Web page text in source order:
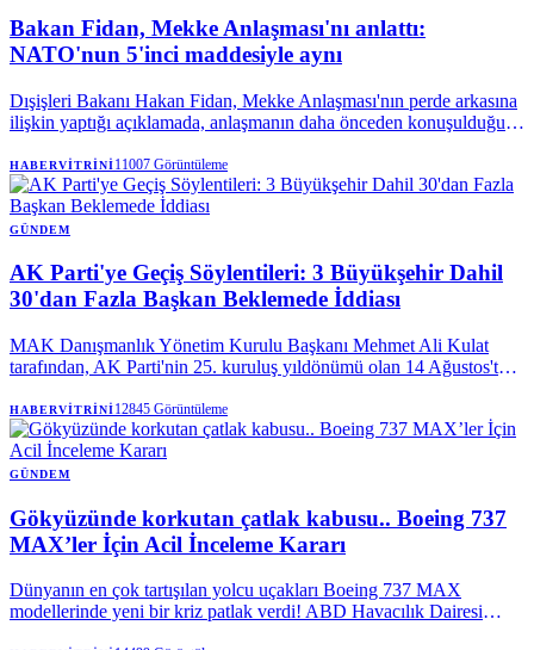
Bakan Fidan, Mekke Anlaşması'nı anlattı:
NATO'nun 5'inci maddesiyle aynı
Dışişleri Bakanı Hakan Fidan, Mekke Anlaşması'nın perde arkasına
ilişkin yaptığı açıklamada, anlaşmanın daha önceden konuşulduğunu
sözlerini kullanarak, Mekke Ortak Savunma Anlaşması'nın teknik
olarak, NATO Antlaşması'nın kolektif savunmaya ilişkin 5.
maddesiyle aynı olduğunu söyledi.
HABERVITRINI11007 Görüntüleme
GÜNDEM
AK Parti'ye Geçiş Söylentileri: 3 Büyükşehir Dahil
30'dan Fazla Başkan Beklemede İddiası
MAK Danışmanlık Yönetim Kurulu Başkanı Mehmet Ali Kulat
tarafından, AK Parti'nin 25. kuruluş yıldönümü olan 14 Ağustos'ta,
fazla yerel yöneticinin partiye katılmak üzere sırada olduğu öne
sürüldü. Kulat, bu geçişlerin henüz netlik kazanmadığını da belirtti.
HABERVITRINI12845 Görüntüleme
GÜNDEM
Gökyüzünde korkutan çatlak kabusu.. Boeing 737
MAX’ler İçin Acil İnceleme Kararı
Dünyanın en çok tartışılan yolcu uçakları Boeing 737 MAX
modellerinde yeni bir kriz patlak verdi! ABD Havacılık Dairesi